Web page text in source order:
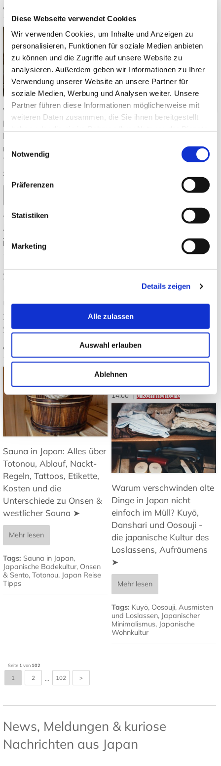
Diese Webseite verwendet Cookies
Wir verwenden Cookies, um Inhalte und Anzeigen zu
personalisieren, Funktionen für soziale Medien anbieten
zu können und die Zugriffe auf unsere Website zu
analysieren. Außerdem geben wir Informationen zu Ihrer
Verwendung unserer Website an unsere Partner für
soziale Medien, Werbung und Analysen weiter. Unsere
Partner führen diese Informationen möglicherweise mit
weiteren Daten zusammen, die Sie ihnen bereitgestellt
Notwendig
Präferenzen
Statistiken
Marketing
Details zeigen
Alle zulassen
Auswahl erlauben
Ablehnen
Von: JapanweltBlog
14:00
0 Kommentare
Was macht japanisches
Design so besonders? 7
Prinzipien, Japandi,
natürliche Materialien und
Tipps für ein ruhiges,
zeitloses Interieur ➤
Tags: Japanisches Design
Futon
14:00
0 Kommentare
Garten? Ahorn, Bambus,
Moos, Kiefer, Azalee & Co.
– mit Standorttipps und
winterharten Arten für Dtl.
Japanischer Garten,
Japanische Gartenpflanzen,
Garten,Japanische
Sauna in Japan:
und Unterschiede
zur westlichen
Saunakultur
Von: JapanweltBlog
10.06.2026
14:00
0 Kommentare
Sauna in Japan: Alles über
Totonou, Ablauf, Nackt-
Regeln, Tattoos, Etikette,
Kosten und die
Unterschiede zu Onsen &
westlicher Sauna ➤
Mehr lesen
Tags: Sauna in Japan,
Japanische Badekultur, Onsen
& Sento, Totonou, Japan Reise
Tipps
Kuyō, Danshari und
Oosouji: Die
japanische Kunst,
Dinge bewusst
loszulassen
Von: JapanweltBlog03.06.2026
14:00
0 Kommentare
Warum verschwinden alte
Dinge in Japan nicht
einfach im Müll? Kuyō,
Danshari und Oosouji -
die japanische Kultur des
Loslassens, Aufräumens
➤
Mehr lesen
Tags: Kuyō, Oosouji, Ausmisten
und Loslassen, Japanischer
Minimalismus, Japanische
Wohnkultur
Seite 1 von 102
1 2 102 >
News, Meldungen & kuriose
Nachrichten aus Japan